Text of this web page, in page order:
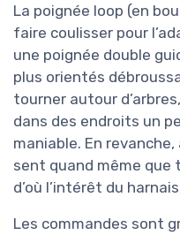
La poignée loop (en
faire coulisser pour
une poignée double
plus orientés
tourner autour
dans des endroits un
maniable. En
sent quand même que
d’où l’intérêt du
Les commandes sont